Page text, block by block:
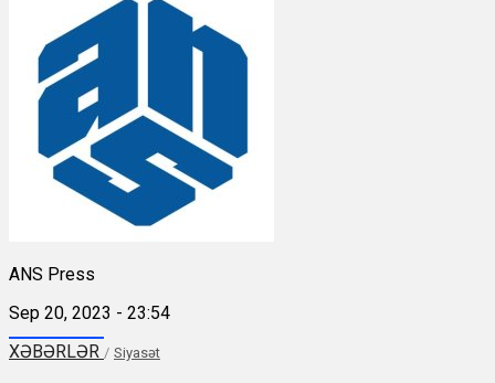
ANS Press
Sep 20, 2023 - 23:54
XƏBƏRLƏR / Siyasət